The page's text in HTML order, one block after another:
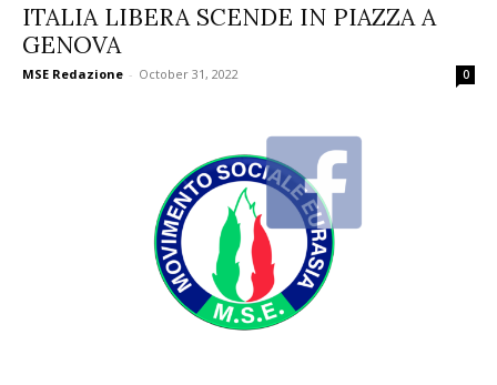
ITALIA LIBERA SCENDE IN PIAZZA A
GENOVA
MSE Redazione - October 31, 2022 0